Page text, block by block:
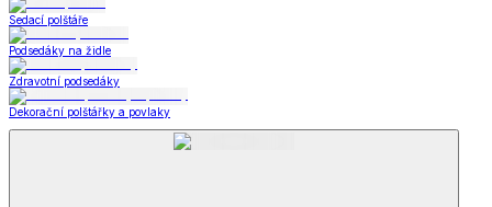
Sedací polštáře
Podsedáky na židle
Zdravotní podsedáky
Dekorační polštářky a povlaky